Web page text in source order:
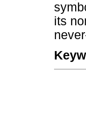
its